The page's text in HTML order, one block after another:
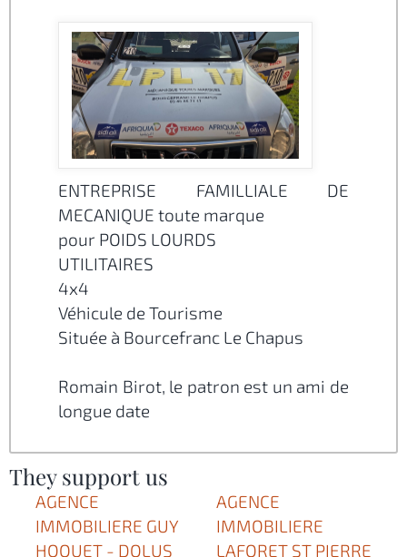
ENTREPRISE FAMILLIALE DE
MECANIQUE toute marque
pour POIDS LOURDS
UTILITAIRES
4x4
Véhicule de Tourisme
Située à Bourcefranc Le Chapus
Romain Birot, le patron est un ami de
longue date
They support us
AGENCE
IMMOBILIERE GUY
HOQUET - DOLUS
AGENCE
IMMOBILIERE
LAFORET ST PIERRE